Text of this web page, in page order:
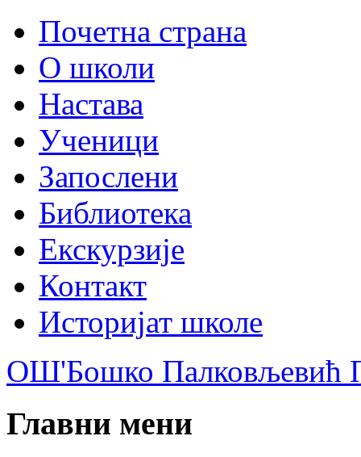
Почетна страна
О школи
Настава
Ученици
Запослени
Библиотека
Екскурзије
Контакт
Историјат школе
ОШ'Бошко Палковљевић
Главни мени